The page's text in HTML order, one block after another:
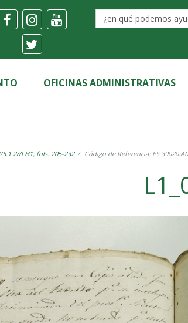
OFICINAS ADMINISTRATIVAS
5.1.2//LH1, fols. 205-232 Código de Referencia: